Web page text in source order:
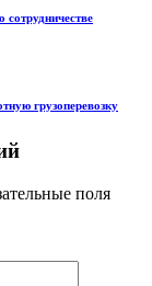
грузоперевозку
поля